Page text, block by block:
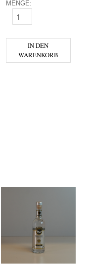
MENGE:
ADRIATICO MINI MENGE
IN DEN
WARENKORB